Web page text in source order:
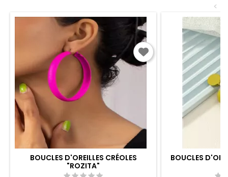
<
BOUCLES D'OREILLES CRÉOLES
"ROZITA"
BOUCLES